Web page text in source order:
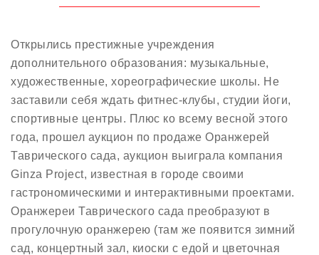
Открылись престижные учреждения
дополнительного образования: музыкальные,
художественные, хореографические школы. Не
заставили себя ждать фитнес-клубы, студии йоги,
спортивные центры. Плюс ко всему весной этого
года, прошел аукцион по продаже Оранжерей
Таврического сада, аукцион выиграла компания
Ginza Project, известная в городе своими
гастрономическими и интерактивными проектами.
Оранжереи Таврического сада преобразуют в
прогулочную оранжерею (там же появится зимний
сад, концертный зал, киоски с едой и цветочная